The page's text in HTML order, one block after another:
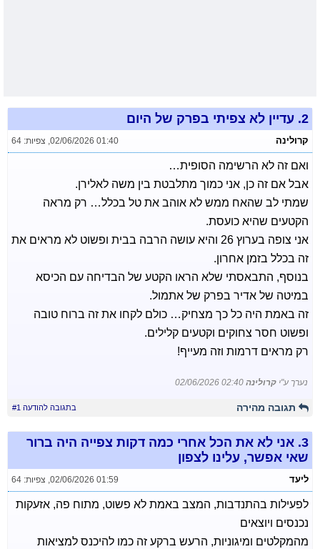
2. עדיין לא צפיתי בפרק של היום
קרולינה 02/06/2026 01:40
, צפיות: 64
ואם זה לא הרשימה הסופית…
אבל אם זה כן, אני כמוך מתלבטת בין משה לאלירן.
שמתי לב שהאח ממש לא אוהב את טל בכלל… רק מראה
הקטעים שהיא כועסת.
אני צופה בערוץ 26 והיא עושה הרבה בבית ופשוט לא מראים את
זה בכלל בזמן אחרון.
בנוסף, התבאסתי שלא הראו הקטע של הבדיחה עם הכיסא
במיטה של אדיר בפרק של אתמול.
זה באמת היה כל כך מצחיק… כולם לקחו את זה ברוח טובה
ופשוט חסר צחוקים וקטעים קלילים.
רק מראים דרמות וזה מעייף!
נערך ע"י קרולינה 02/06/2026 02:40
תגובה מהירה בתגובה להודעה #1
3. אני לא את הכל אחרי כמה דקות צפייה היה ברור
שאי אפשר, עלינו לצפון
ליעד 02/06/2026 01:59
, צפיות: 64
לפעילות בהתנדבות, המצב באמת לא פשוט, מתוח פה, אזעקות
נכנסים ויוצאים
מהמקלטים ומיגוניות, הרעש ברקע זה כמו להיכנס למציאות